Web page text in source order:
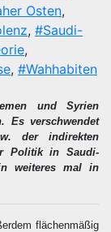
Osten,
, #Saudi-
,
, #Wahhabiten
und Syrien
Es verschwendet
der indirekten
Politik in Saudi-
weiteres mal in
flächenmäßig